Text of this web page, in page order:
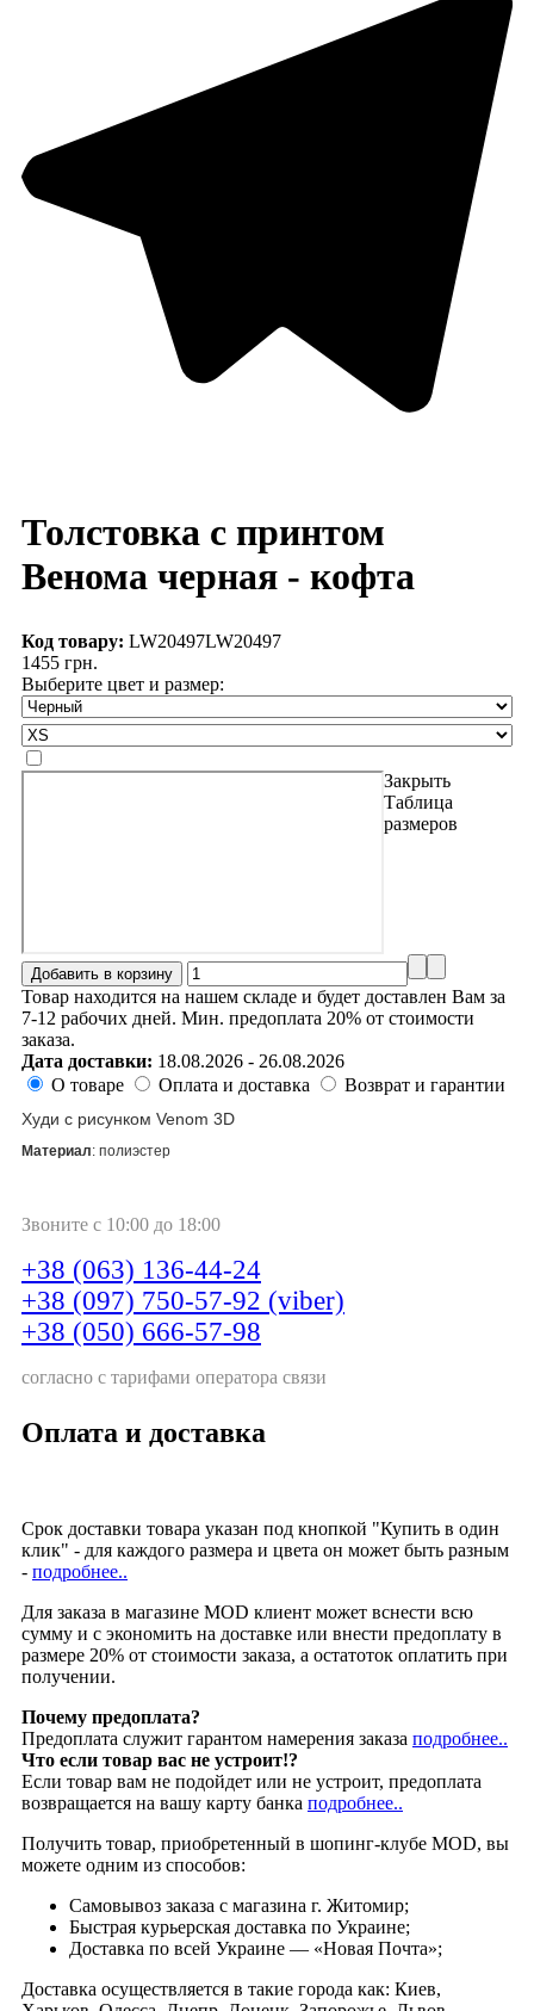
Толстовка с принтом
Венома черная - кофта
Код товару: LW20497LW20497
1455 грн.
Выберите цвет и размер:
Закрыть
Таблица
размеров
Товар находится на нашем складе и будет доставлен Вам за
7-12 рабочих дней. Мин. предоплата 20% от стоимости
заказа.
Дата доставки: 18.08.2026 - 26.08.2026
О товаре
Оплата и доставка Возврат и гарантии
Худи с рисунком Venom 3D
Материал: полиэстер
Звоните с 10:00 до 18:00
+38 (063) 136-44-24
+38 (097) 750-57-92 (viber)
+38 (050) 666-57-98
согласно с тарифами оператора связи
Оплата и доставка
Срок доставки товара указан под кнопкой "Купить в один
клик" - для каждого размера и цвета он может быть разным
- подробнее..
Для заказа в магазине MOD клиент может вснести всю
сумму и с экономить на доставке или внести предоплату в
размере 20% от стоимости заказа, а остатоток оплатить при
получении.
Почему предоплата?
Предоплата служит гарантом намерения заказа подробнее..
Что если товар вас не устроит!?
Если товар вам не подойдет или не устроит, предоплата
возвращается на вашу карту банка подробнее..
Получить товар, приобретенный в шопинг-клубе MOD, вы
можете одним из способов:
Cамовывоз заказа с магазина г. Житомир;
Быстрая курьерская доставка по Украине;
Доставка по всей Украине — «Новая Почта»;
Доставка осуществляется в такие города как: Киев,